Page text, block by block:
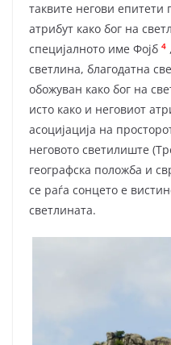
таквите негови епитети
атрибут како бог на
специјалното име Фојб 4
светлина, благодатна
обожуван како бог на
исто како и неговиот
асоцијација на
неговото светилиште
географска положба и
се раѓа сонцето е
светлината.